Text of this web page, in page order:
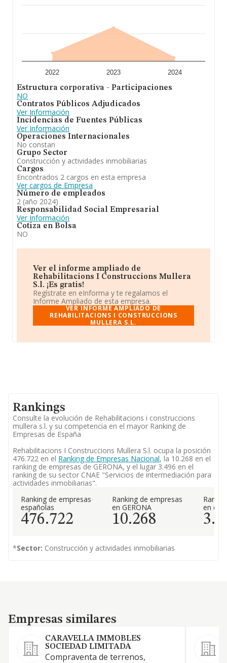
de facturación de ventas entre todas las compañías
información sobre Girona, en la base de datos
INFORMA constan 1237 empresas, con ventas en el
año 2024 de 70 millones de euros. Como información
adicional de interés, la media de empleados es de 1; la
media de antigüedad desde la constitución es de 7
años.
Construccions Mullera S.Lestá enfocada en el
negocio inmobiliario en general. Ha experimentado un
retroceso en el ranking de su sector (Agentes de la
propiedad inmobiliaria). Frente al 2023, en el ranking
nacional, de todas las empresas en España, la empresa
ha retrocedido.
2022 2023 2024
Estructura corporativa - Participaciones
NO
Contratos Públicos Adjudicados
Ver Información
Incidencias de Fuentes Públicas
Ver Información
Operaciones Internacionales
No constan
Grupo Sector
Construcción y actividades inmobiliarias
Cargos
Encontrados 2 cargos en esta empresa
Ver cargos de Empresa
Número de empleados
2 (año 2024)
Responsabilidad Social Empresarial
Ver Información
Cotiza en Bolsa
NO
Ver el informe ampliado de
Rehabilitacions I Construccions Mullera
S.l. ¡Es gratis!
Regístrate en eInforma y te regalamos el
Informe Ampliado de esta empresa.
VER INFORME AMPLIADO DE
REHABILITACIONS I CONSTRUCCIONS
MULLERA S.L.
Rankings
Consulte la evolución de Rehabilitacions i construccions
mullera s.l. y su competencia en el mayor Ranking de
Empresas de España
Rehabilitacions I Construccions Mullera S.l. ocupa la posición
476.722 en el Ranking de Empresas Nacional, la 10.268 en el
ranking de empresas de GERONA, y el lugar 3.496 en el
ranking de su sector CNAE "Servicios de intermediación para
actividades inmobiliarias".
Ranking de empresas
españolas
476.722
Ranking de empresas
en GERONA
10.268
en el
*Sector: Construcción y actividades inmobiliarias
Empresas similares
Empresas similares
CARAVELLA IMMOBLES
SOCIEDAD LIMITADA
Compraventa de terrenos,